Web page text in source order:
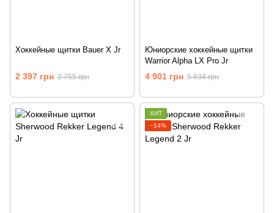
Хоккейные щитки Bauer X Jr
2 397 грн 2 755 грн
Юниорские хоккейные щитки
Warrior Alpha LX Pro Jr
4 901 грн 5 834 грн
ХИТ
−14%